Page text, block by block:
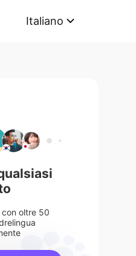
Italiano
con oltre 50